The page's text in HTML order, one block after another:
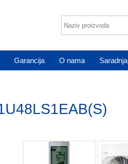
Garancija O nama Saradnja